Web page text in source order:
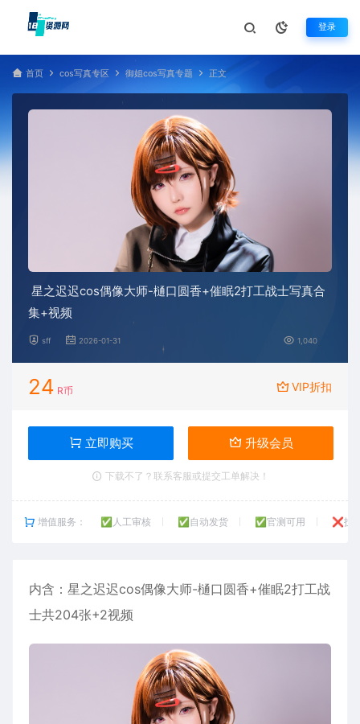
登录
首页 cos写真专区 御姐cos写真专题 正文
星之迟迟cos偶像大师-樋口圆香+催眠2打工战士写真合
集+视频
sff 2026-01-31 1,040
24 R币 VIP折扣
立即购买 升级会员
下载不了？联系客服或提交工单解决！
增值服务： ✅人工审核 ✅自动发货 ✅官测可用 ❌技
内含： 星之迟迟cos偶像大师-樋口圆香+催眠2打工战
士共204张+2视频